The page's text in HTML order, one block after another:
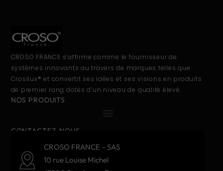
CROSO FRANCE s’affirme comme le fournisseur de
systèmes innovants au travers de marques telles que
Crosilux® et convertit ses idées et ses visions en produits
de premier rang dotés d’un niveau de qualité élevé.
NOS PRODUITS
CONTACTEZ-NOUS
CROSO FRANCE – SAS
10 rue Louise Michel